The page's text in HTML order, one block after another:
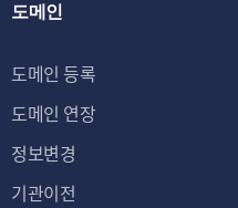
도메인
도메인 등록
도메인 연장
정보변경
기관이전